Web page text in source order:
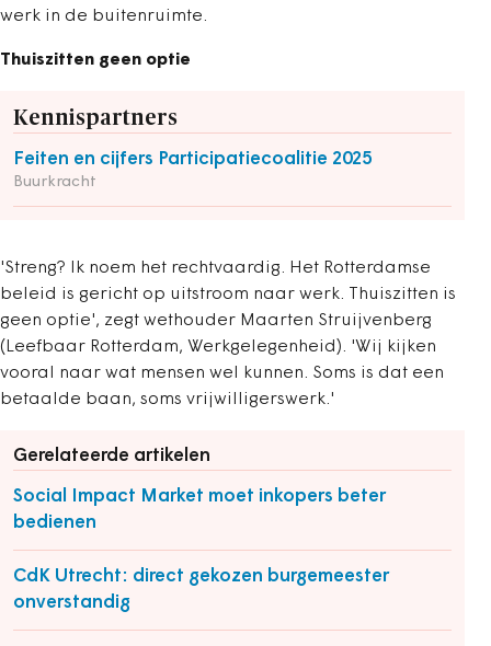
werk in de buitenruimte.
Thuiszitten geen optie
Kennispartners
Feiten en cijfers Participatiecoalitie 2025
Buurkracht
'Streng? Ik noem het rechtvaardig. Het Rotterdamse
beleid is gericht op uitstroom naar werk. Thuiszitten is
geen optie', zegt wethouder Maarten Struijvenberg
(Leefbaar Rotterdam, Werkgelegenheid). 'Wij kijken
vooral naar wat mensen wel kunnen. Soms is dat een
betaalde baan, soms vrijwilligerswerk.'
Gerelateerde artikelen
Social Impact Market moet inkopers beter
bedienen
CdK Utrecht: direct gekozen burgemeester
onverstandig